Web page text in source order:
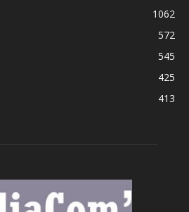
1062
572
545
425
413